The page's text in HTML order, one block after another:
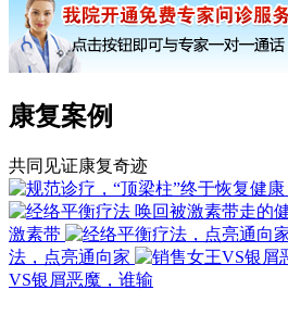
康复案例
共同见证康复奇迹
激素带
法，点亮通向家
VS银屑恶魔，谁输